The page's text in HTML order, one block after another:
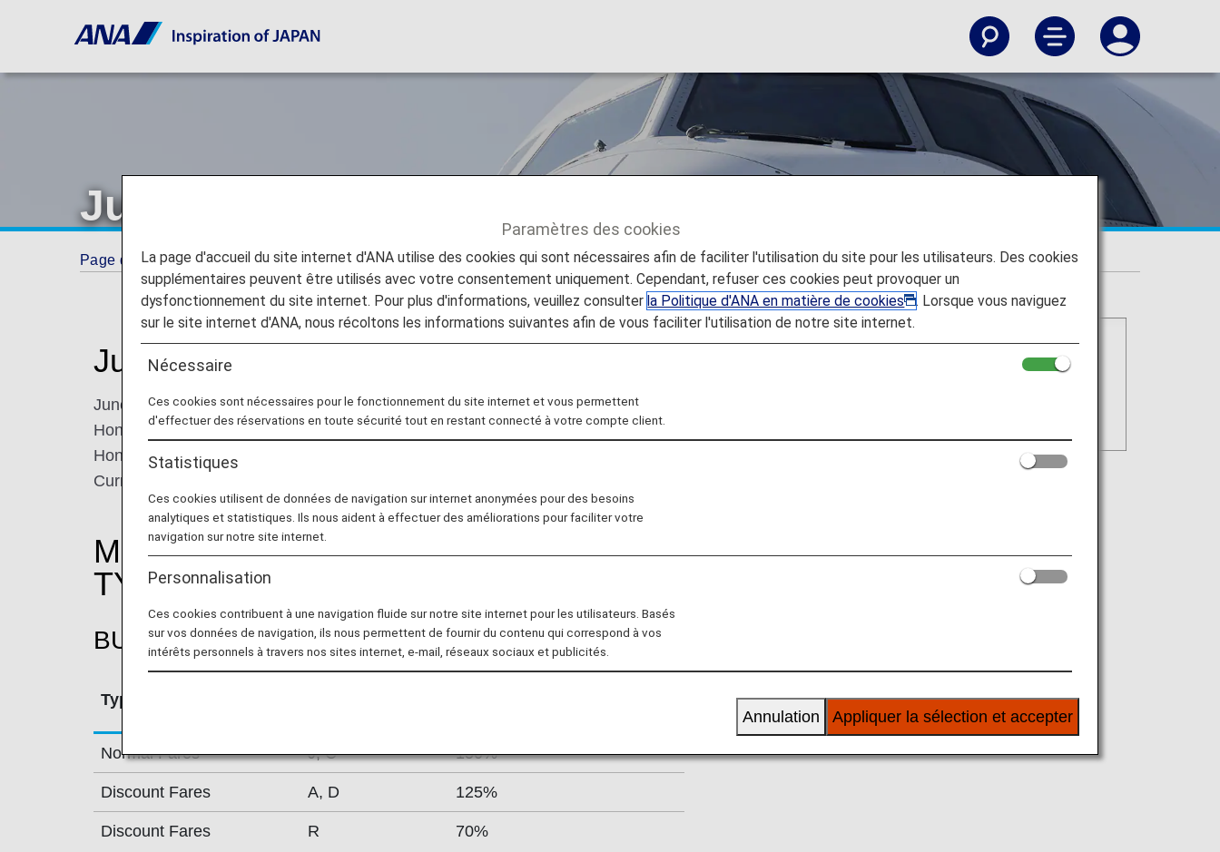
Juneyao Airlines
Page d'accueil ANA Mileage Club Partner Airlines Juneyao Airlines [HO]
Juneyao Airlines (HO)
Juneyao Airlines is headquartered in Shanghai and operates flights mainly to
Hong Kong, Macau, and neighboring countries from its two hubs, Shanghai
Hongqiao International Airport and Shanghai Pudong International Airport.
Currently, the airline operates 260 daily departures across 80 airports.
MILEAGE ACCRUAL RATES BY FARE
TYPE
BUSINESS CLASS
Type
Normal Fares J, C 150%
Discount Fares A, D 125%
Discount Fares R 70%
Paramètres des cookies
La page d'accueil du site internet d'ANA utilise des cookies qui sont nécessaires afin de faciliter l'utilisation du site pour les utilisateurs. Des cookies
supplémentaires peuvent être utilisés avec votre consentement uniquement. Cependant, refuser ces cookies peut provoquer un
dysfonctionnement du site internet. Pour plus d'informations, veuillez consulterla Politique d'ANA en matière de cookies
. Lorsque vous naviguez
sur le site internet d'ANA, nous récoltons les informations suivantes afin de vous faciliter l'utilisation de notre site internet.
Nécessaire
Ces cookies sont nécessaires pour le fonctionnement du site internet et vous permettent
d'effectuer des réservations en toute sécurité tout en restant connecté à votre compte client.
Statistiques
Ces cookies utilisent de données de navigation sur internet anonymées pour des besoins
analytiques et statistiques. Ils nous aident à effectuer des améliorations pour faciliter votre
navigation sur notre site internet.
Personnalisation
Ces cookies contribuent à une navigation fluide sur notre site internet pour les utilisateurs. Basés
sur vos données de navigation, ils nous permettent de fournir du contenu qui correspond à vos
intérêts personnels à travers nos sites internet, e-mail, réseaux sociaux et publicités.
Appliquer la sélection et accepter
Annulation